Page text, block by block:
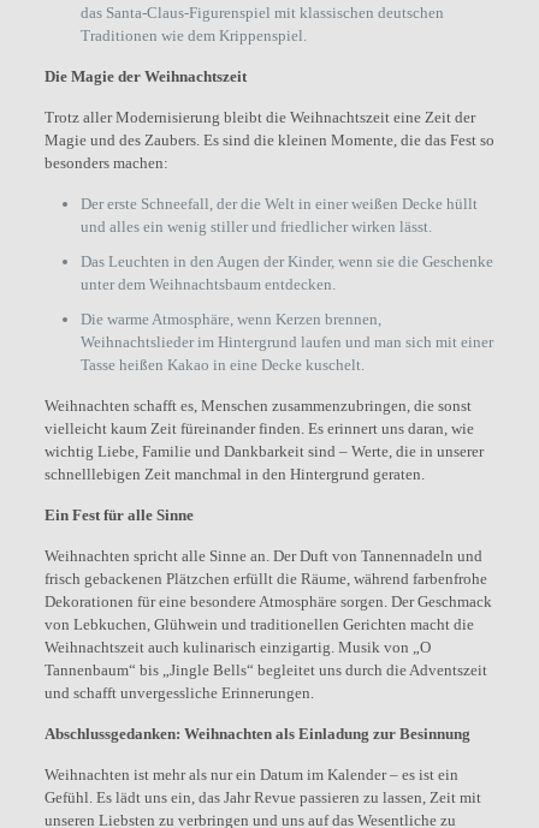
das Santa-Claus-Figurenspiel mit klassischen deutschen
Traditionen wie dem Krippenspiel.
Die Magie der Weihnachtszeit
Trotz aller Modernisierung bleibt die Weihnachtszeit eine Zeit der
Magie und des Zaubers. Es sind die kleinen Momente, die das Fest so
besonders machen:
Der erste Schneefall, der die Welt in einer weißen Decke hüllt
und alles ein wenig stiller und friedlicher wirken lässt.
Das Leuchten in den Augen der Kinder, wenn sie die Geschenke
unter dem Weihnachtsbaum entdecken.
Die warme Atmosphäre, wenn Kerzen brennen,
Weihnachtslieder im Hintergrund laufen und man sich mit einer
Tasse heißen Kakao in eine Decke kuschelt.
Weihnachten schafft es, Menschen zusammenzubringen, die sonst
vielleicht kaum Zeit füreinander finden. Es erinnert uns daran, wie
wichtig Liebe, Familie und Dankbarkeit sind – Werte, die in unserer
schnelllebigen Zeit manchmal in den Hintergrund geraten.
Ein Fest für alle Sinne
Weihnachten spricht alle Sinne an. Der Duft von Tannennadeln und
frisch gebackenen Plätzchen erfüllt die Räume, während farbenfrohe
Dekorationen für eine besondere Atmosphäre sorgen. Der Geschmack
von Lebkuchen, Glühwein und traditionellen Gerichten macht die
Weihnachtszeit auch kulinarisch einzigartig. Musik von „O
Tannenbaum“ bis „Jingle Bells“ begleitet uns durch die Adventszeit
und schafft unvergessliche Erinnerungen.
Abschlussgedanken: Weihnachten als Einladung zur Besinnung
Weihnachten ist mehr als nur ein Datum im Kalender – es ist ein
Gefühl. Es lädt uns ein, das Jahr Revue passieren zu lassen, Zeit mit
unseren Liebsten zu verbringen und uns auf das Wesentliche zu